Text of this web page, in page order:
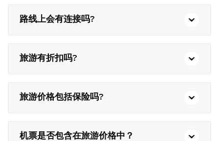
路线上会有连接吗?
旅游有折扣吗?
旅游价格包括保险吗?
机票是否包含在旅游价格中？